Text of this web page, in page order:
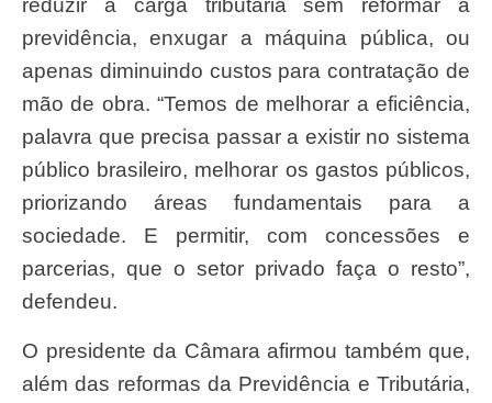
reduzir a carga tributária sem reformar a
previdência, enxugar a máquina pública, ou
apenas diminuindo custos para contratação de
mão de obra. “Temos de melhorar a eficiência,
palavra que precisa passar a existir no sistema
público brasileiro, melhorar os gastos públicos,
priorizando áreas fundamentais para a
sociedade. E permitir, com concessões e
parcerias, que o setor privado faça o resto”,
defendeu.
O presidente da Câmara afirmou também que,
além das reformas da Previdência e Tributária,